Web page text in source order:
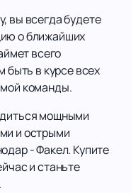
вы всегда будете
о ближайших
всего
быть в курсе всех
команды.
мощными
и острыми
- Факел. Купите
и станьте